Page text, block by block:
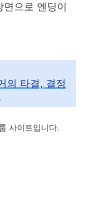
으로 엔딩이
의 타결, 결정
사이트입니다.